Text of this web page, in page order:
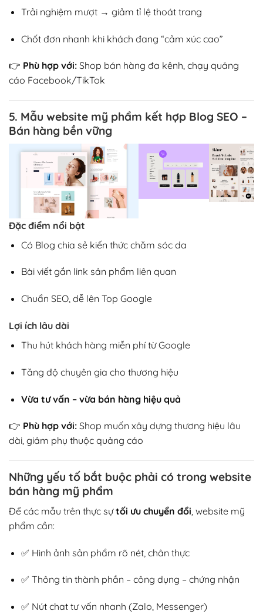
Trải nghiệm mượt → giảm tỉ lệ thoát trang
Chốt đơn nhanh khi khách đang “cảm xúc cao”
👉 Phù hợp với: Shop bán hàng đa kênh, chạy quảng
cáo Facebook/TikTok
5. Mẫu website mỹ phẩm kết hợp Blog SEO –
Bán hàng bền vững
Đặc điểm nổi bật
Có Blog chia sẻ kiến thức chăm sóc da
Bài viết gắn link sản phẩm liên quan
Chuẩn SEO, dễ lên Top Google
Lợi ích lâu dài
Thu hút khách hàng miễn phí từ Google
Tăng độ chuyên gia cho thương hiệu
Vừa tư vấn – vừa bán hàng hiệu quả
👉 Phù hợp với: Shop muốn xây dựng thương hiệu lâu
dài, giảm phụ thuộc quảng cáo
Những yếu tố bắt buộc phải có trong website
bán hàng mỹ phẩm
Để các mẫu trên thực sựtối ưu chuyển đổi , website mỹ
phẩm cần:
✅ Hình ảnh sản phẩm rõ nét, chân thực
✅ Thông tin thành phần – công dụng – chứng nhận
✅ Nút chat tư vấn nhanh (Zalo, Messenger)